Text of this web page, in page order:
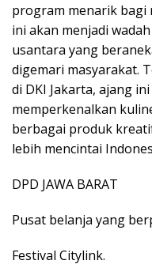
program menarik bagi
ini akan menjadi
usantara yang
digemari masyarakat.
di DKI Jakarta, ajang
memperkenalkan
berbagai produk
lebih mencintai
DPD JAWA BARAT
Pusat belanja yang
Festival Citylink.